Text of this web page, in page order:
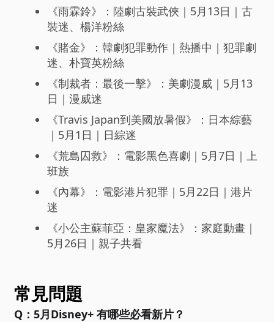
《雨霖鈴》：陸劇古裝武俠｜5月13日｜古
裝迷、楊洋粉絲
《賭金》：韓劇犯罪動作｜熱播中｜犯罪劇
迷、朴寶英粉絲
《制裁者：最後一擊》：美劇漫威｜5月13
日｜漫威迷
《Travis Japan到美國放暑假》：日本綜藝
｜5月1日｜日綜迷
《荒島囚救》：電影黑色喜劇｜5月7日｜上
班族
《內幕》：電影港片犯罪｜5月22日｜港片
迷
《小公主蘇菲亞：皇家魔法》：家庭動畫｜
5月26日｜親子共看
常見問題
Q：5月Disney+ 有哪些必看新片？